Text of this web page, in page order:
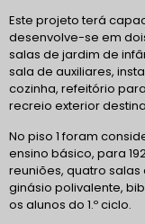
Este projeto terá
desenvolve-se em
salas de jardim de
sala de auxiliares,
cozinha, refeitório
recreio exterior
No piso 1 foram
ensino básico, para
reuniões, quatro
ginásio polivalente,
os alunos do 1.º ciclo.